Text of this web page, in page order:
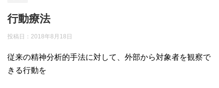
行動療法
投稿日： 2018年8月18日
従来の精神分析的手法に対して、外部から対象者を観察で
きる行動を